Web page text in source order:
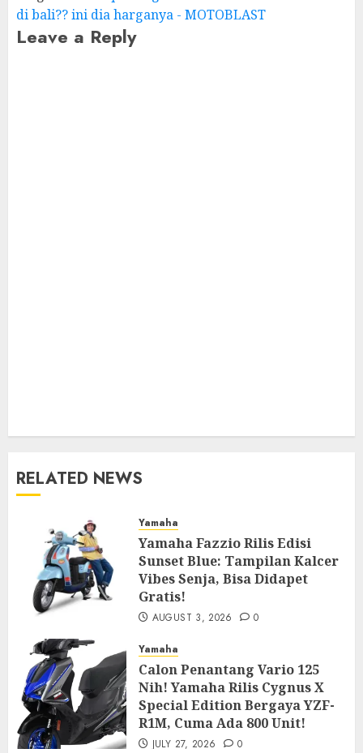
di bali?? ini dia harganya - MOTOBLAST
Leave a Reply
RELATED NEWS
Yamaha
Yamaha Fazzio Rilis Edisi
Sunset Blue: Tampilan Kalcer
Vibes Senja, Bisa Didapet
Gratis!
AUGUST 3, 2026 0
Yamaha
Calon Penantang Vario 125
Nih! Yamaha Rilis Cygnus X
Special Edition Bergaya YZF-
R1M, Cuma Ada 800 Unit!
JULY 27, 2026 0